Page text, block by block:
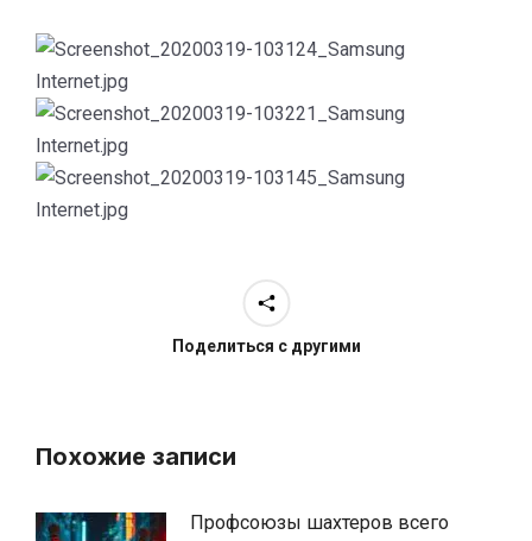
Поделиться с другими
Похожие записи
Профсоюзы шахтеров всего